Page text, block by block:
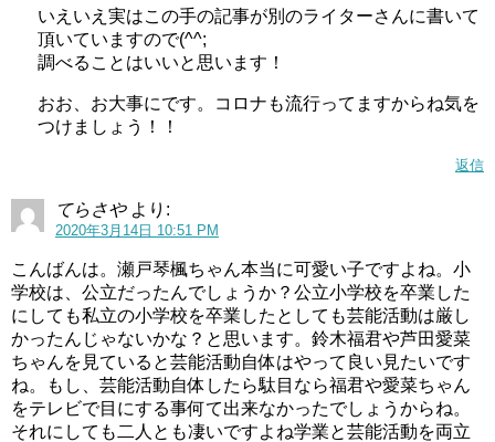
関連記事 大きなお友達は気持ち悪い？迷惑事件や何歳からが対象か【現役大友が解説】
関連記事 プリキュア10周年おめでとうメッセージ動画をまとめました！
いえいえ実はこの手の記事が別のライターさんに書いて
頂いていますので(^^;
調べることはいいと思います！
おお、お大事にです。コロナも流行ってますからね気を
つけましょう！！
返信
てらさや より:
2020年3月14日 10:51 PM
こんばんは。瀬戸琴楓ちゃん本当に可愛い子ですよね。小
学校は、公立だったんでしょうか？公立小学校を卒業した
にしても私立の小学校を卒業したとしても芸能活動は厳し
かったんじゃないかな？と思います。鈴木福君や芦田愛菜
ちゃんを見ていると芸能活動自体はやって良い見たいです
ね。もし、芸能活動自体したら駄目なら福君や愛菜ちゃん
をテレビで目にする事何て出来なかったでしょうからね。
それにしても二人とも凄いですよね学業と芸能活動を両立